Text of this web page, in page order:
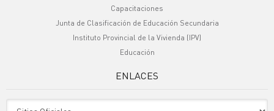
Capacitaciones
Junta de Clasificación de Educación Secundaria
Instituto Provincial de la Vivienda (IPV)
Educación
ENLACES